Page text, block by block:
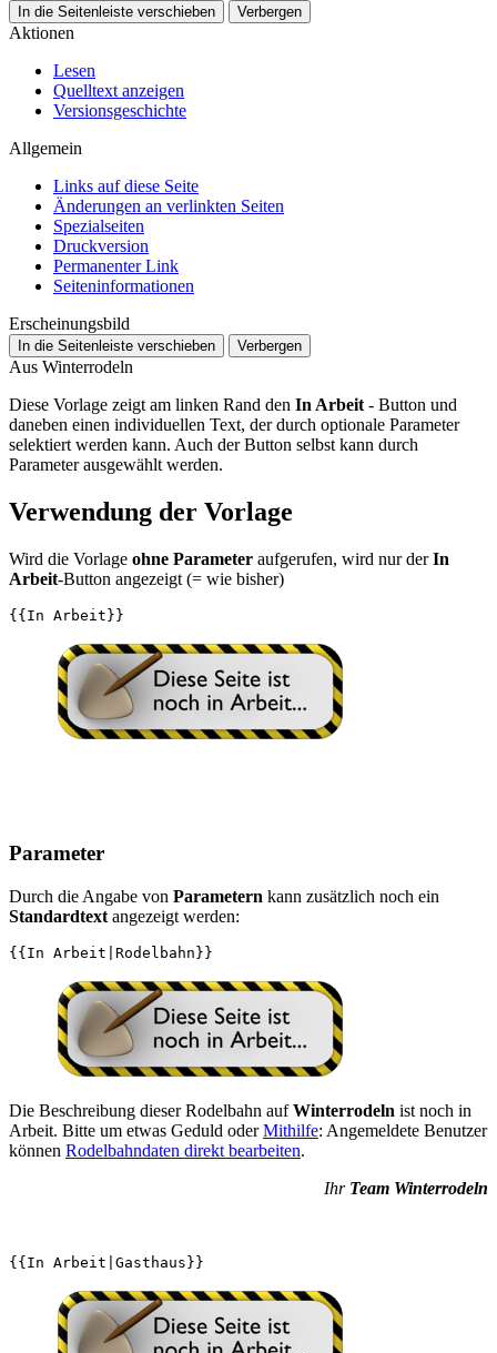
In die Seitenleiste verschieben Verbergen
Aktionen
Lesen
Quelltext anzeigen
Versionsgeschichte
Allgemein
Links auf diese Seite
Änderungen an verlinkten Seiten
Spezialseiten
Druckversion
Permanenter Link
Seiten­­informationen
Erscheinungsbild
In die Seitenleiste verschieben Verbergen
Aus Winterrodeln
Diese Vorlage zeigt am linken Rand den In Arbeit - Button und
daneben einen individuellen Text, der durch optionale Parameter
selektiert werden kann. Auch der Button selbst kann durch
Parameter ausgewählt werden.
Verwendung der Vorlage
Wird die Vorlage ohne Parameter aufgerufen, wird nur derIn
Arbeit-Button angezeigt (= wie bisher)
Parameter
Durch die Angabe von Parametern kann zusätzlich noch ein
Standardtext angezeigt werden:
Die Beschreibung dieser Rodelbahn aufWinterrodeln ist noch in
Arbeit. Bitte um etwas Geduld oderMithilfe: Angemeldete Benutzer
können Rodelbahndaten direkt bearbeiten.
Ihr Team Winterrodeln